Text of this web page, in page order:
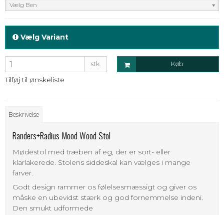
Vælg Ben
Vælg Variant
stk. Køb
Tilføj til ønskeliste
Beskrivelse
Randers+Radius Mood Wood Stol
Mødestol med træben af eg, der er sort- eller
klarlakerede. Stolens siddeskal kan vælges i mange
farver.
Godt design rammer os følelsesmæssigt og giver os
måske en ubevidst stærk og god fornemmelse indeni.
Den smukt udformede